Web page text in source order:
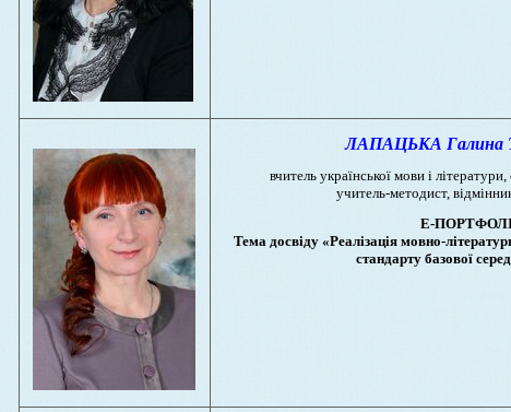
ЛАПАЦЬКА Галина
вчитель української мови і літератури,
учитель-методист,
Е-
Тема досвіду «Реалізація мовно-
стандарту базової